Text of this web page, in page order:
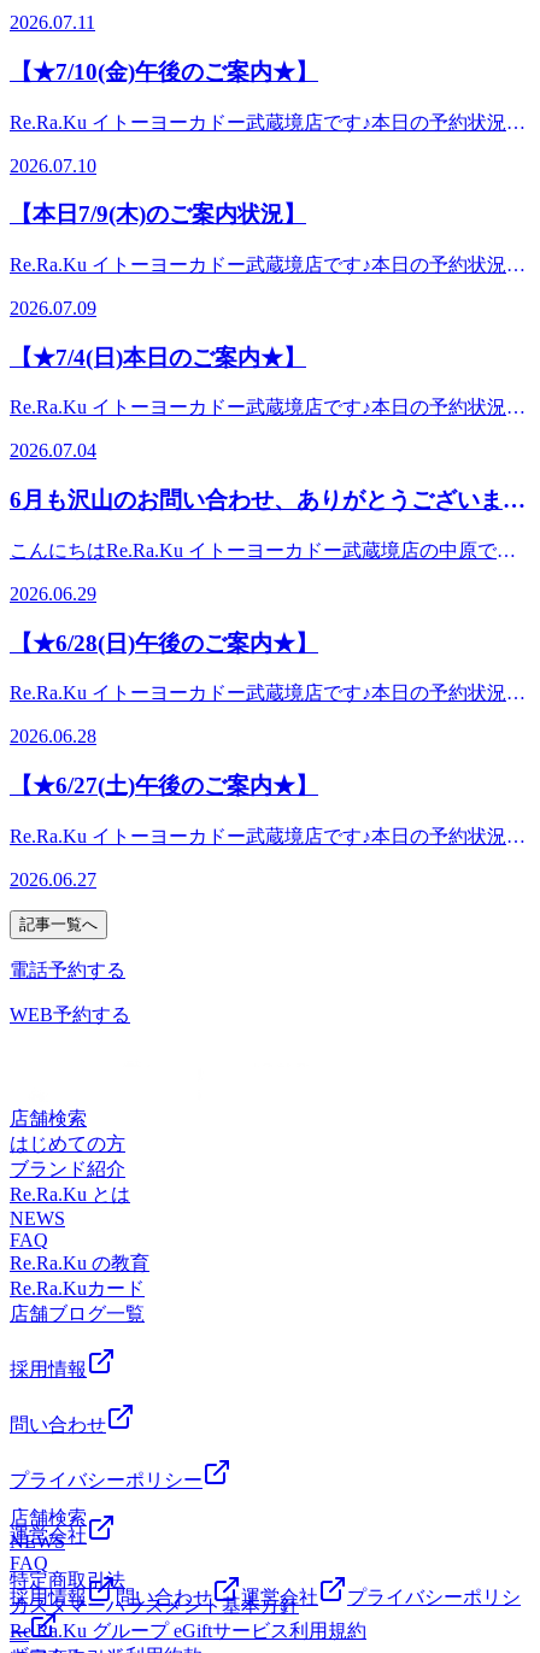
00～13：10～21：00上記の時間でご案内出来ます！！(最終
受付20:20)本日も少し暑いですね、、梅雨明けもあと数日予
想とのことでまた一段と暑くなりそうですが今のうちにお身
腹をケアしてあげると自律神経もととのいやすいのでオスス
メです^^全ての皆さまに安心・快適なサービスを提供出来ま
すよう、スタッフ一同、心を込めて努めさせて頂きます。当
店では、皆様に安心してサービスを受けていただきますよ
う、下記のような取り組みをしております。〇店内が混み合
っている際は、スタッフが声のトーンを落としてコミュニケ
が気になる方は、事前に店舗まで空いている時間のお問い合
了時間が20:00になる際、施設の閉館時間に伴い新規のお客
2026.07.11
【★7/10(金)午後のご案内★】
Re.Ra.Ku イトーヨーカドー武蔵境店です♪本日の予約状況を
00～19：0020：00～上記の時間でご案内出来ます！！(最終
受付20:20) 全ての皆さまに安心・快適なサービスを提供出来
ますよう、スタッフ一同、心を込めて努めさせて頂きます。
う、下記のような取り組みをしております。〇店内が混み合
っている際は、スタッフが声のトーンを落としてコミュニケ
が気になる方は、事前に店舗まで空いている時間のお問い合
わせをお電話くださいますようお願いいたします。○施術終
了時間が20:00になる際、施設の閉館時間に伴い新規のお客
2026.07.10
【本日7/9(木)のご案内状況】
Re.Ra.Ku イトーヨーカドー武蔵境店です♪本日の予約状況を
～21:00上記の時間でご案内出来ます!!(最終受付20:20)この後
もご案内可能な時間帯がございます☆皆さまのご来店をお待
ちしております!(^^)!今日も暑いですね！！まだまだ夏は続
いでしょうか？これからの夏に備えるためにもここでお身体
をリフレッシュする習慣をつけませんか？？ 全ての皆さま
同、心を込めて努めさせて頂きます。当店では、皆様に安心
してサービスを受けていただきますよう、下記のような取り
組みをしております。〇店内が混み合っている際は、スタッ
ただくことがございます。〇周囲の声が気になる方は、事前
ますようお願いいたします。○施術終了時間が20:00になる
する場合がございます。
2026.07.09
【★7/4(日)本日のご案内★】
Re.Ra.Ku イトーヨーカドー武蔵境店です♪本日の予約状況を
15:20～20:00の時間でご案内出来ます!!(最終受付20:20)本日も
ジメジメとした暑さの中、皆さまいかがお過ごしでしょう
か。梅雨も終盤戦ということで、この暑さを乗り切るために
心・快適なサービスを提供出来ますよう、スタッフ一同、心
を込めて努めさせて頂きます。当店では、皆様に安心してサ
しております。〇店内が混み合っている際は、スタッフが声
のトーンを落としてコミュニケーションを取らせていただく
ことがございます。〇周囲の声が気になる方は、事前に店舗
うお願いいたします。○施術終了時間が20:00になる際、施設
がございます。
2026.07.04
6月も沢山のお問い合わせ、ありがとうございまし
こんにちはRe.Ra.Ku イトーヨーカドー武蔵境店の中原で
月は雨だからかフットケアが大変人気でした。※お伺いする
と、雨になるとフットケアの気分になるそうです。あっとい
う間に7月にやってきますね。お疲れが溜まりやすくご予約
すすめですよ！夏を乗り切るオススメの長さは90分～120
分！コースは当店のスタッフにお任せくださいませ！本日も
りますね！
2026.06.29
【★6/28(日)午後のご案内★】
Re.Ra.Ku イトーヨーカドー武蔵境店です♪本日の予約状況を
21：00の時間でご案内出来ます！！(最終受付20:20)みなさま
のご来店お待ちしております！！ 全ての皆さまに安心・快
適なサービスを提供出来ますよう、スタッフ一同、心を込め
を受けていただきますよう、下記のような取り組みをしてお
ります。〇店内が混み合っている際は、スタッフが声のトー
ンを落としてコミュニケーションを取らせていただくことが
ございます。〇周囲の声が気になる方は、事前に店舗まで空
いている時間のお問い合わせをお電話くださいますようお願
いいたします。○施術終了時間が20:00になる際、施設の閉館
います。
2026.06.28
【★6/27(土)午後のご案内★】
Re.Ra.Ku イトーヨーカドー武蔵境店です♪本日の予約状況を
12：00～15：2516：55～20：00の時間でご案内出来ます！！
(最終受付20:20)本日も雨ですね、、雨が続くとどんよりして
しまいますが、お身体ほぐしてリフレッシュしていきません
か？？お腹ケアで自律神経も整えていくのもおすすめで
まのご来店お待ちしております！！ 全ての皆さまに安心・
おります。〇店内が混み合っている際は、スタッフが声のト
ーンを落としてコミュニケーションを取らせていただくこと
がございます。〇周囲の声が気になる方は、事前に店舗まで
空いている時間のお問い合わせをお電話くださいますようお
願いいたします。○施術終了時間が20:00になる際、施設の閉
館時間に伴い新規のお客様にも先会計をお願いする場合がご
ざいます。
2026.06.27
記事一覧へ
電話予約する
WEB予約する
店舗検索
はじめての方
ブランド紹介
Re.Ra.Ku とは
NEWS
FAQ
Re.Ra.Ku の教育
Re.Ra.Kuカード
店舗ブログ一覧
採用情報
問い合わせ
プライバシーポリシー
運営会社
特定商取引法
カスタマーハラスメント基本方針
Re.Ra.Ku グループ eGiftサービス利用規約
店舗検索
NEWS
FAQ
採用情報
問い合わせ 運営会社
プライバシーポリシ
ー